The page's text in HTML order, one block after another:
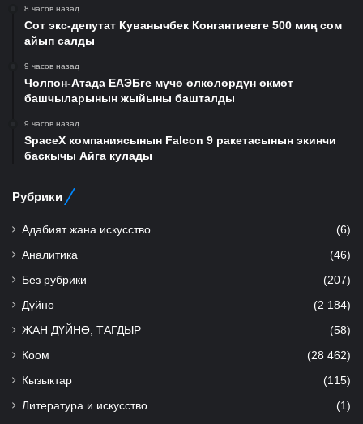
8 часов назад
Сот экс-депутат Куванычбек Конгантиевге 500 миң сом
айып салды
9 часов назад
Чолпон-Атада ЕАЭБге мүчө өлкөлөрдүн өкмөт
башчыларынын жыйыны башталды
9 часов назад
SpaceX компаниясынын Falcon 9 ракетасынын экинчи
баскычы Айга кулады
Рубрики
Адабият жана искусство (6)
Аналитика (46)
Без рубрики (207)
Дүйнө (2 184)
ЖАН ДҮЙНӨ, ТАГДЫР (58)
Коом (28 462)
Кызыктар (115)
Литература и искусство (1)